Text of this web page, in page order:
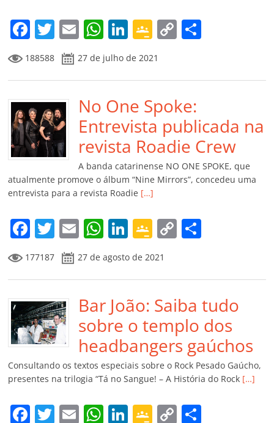
m
F
a
c
e
b
o
o
k
T
w
itt
er
E
m
ai
l
W
h
at
s
A
p
p
Li
n
k
e
dI
n
G
o
o
gl
e
Cl
a
ss
ro
o
m
C
o
y
Li
n
k
p
til
h
ar
188588 27 de julho de 2021
No One Spoke:
Entrevista publicada na
revista Roadie Crew
A banda catarinense NO ONE SPOKE, que
atualmente promove o álbum “Nine Mirrors”, concedeu uma
entrevista para a revista Roadie […]
F
a
c
e
b
o
o
k
T
w
itt
er
E
m
ai
l
W
h
at
s
A
p
p
Li
n
k
e
dI
n
G
o
o
gl
e
Cl
a
ss
ro
o
C
o
y
Li
n
k
p
ar
til
h
ar
177187 27 de agosto de 2021
Bar João: Saiba tudo
sobre o templo dos
headbangers gaúchos
Consultando os textos especiais sobre o Rock Pesado Gaúcho,
presentes na trilogia “Tá no Sangue! – A História do Rock […]
F T E W Li G C